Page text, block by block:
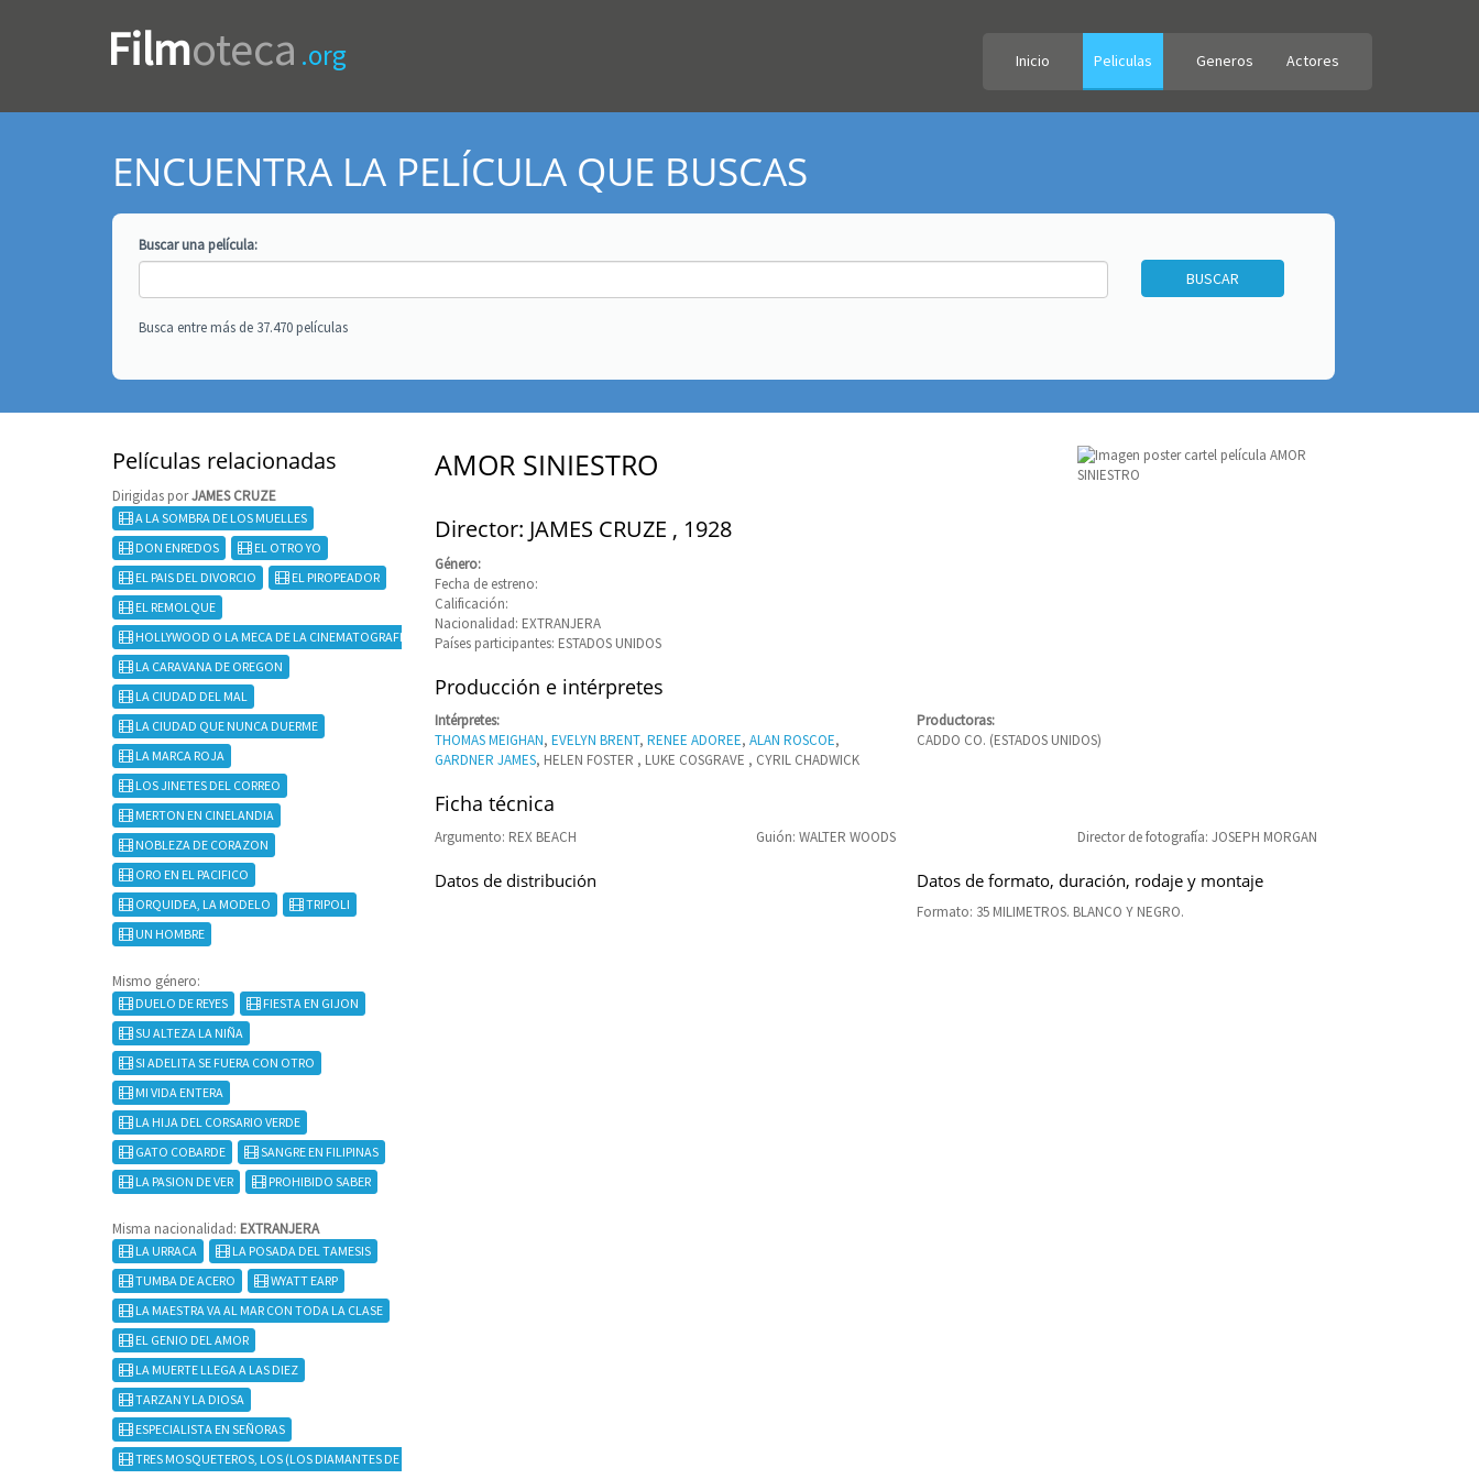
Filmoteca .org Inicio Peliculas Generos Actores
ENCUENTRA LA PELÍCULA QUE BUSCAS
Buscar unapelícula:
Busca entre más de 37.470 películas
Películas relacionadas
Dirigidas porJAMES CRUZE
A LA SOMBRA DE LOS MUELLES
DON ENREDOS
EL OTRO YO
EL PAIS DEL DIVORCIO
EL PIROPEADOR
EL REMOLQUE
HOLLYWOOD O LA MECA DE LA CINEMATOGRAFIA
LA CARAVANA DE OREGON
LA CIUDAD DEL MAL
LA CIUDAD QUE NUNCA DUERME
LA MARCA ROJA
LOS JINETES DEL CORREO
MERTON EN CINELANDIA
NOBLEZA DE CORAZON
ORO EN EL PACIFICO
ORQUIDEA, LA MODELO
TRIPOLI
UN HOMBRE
Mismo género:
DUELO DE REYES
FIESTA EN GIJON
SU ALTEZA LA NIÑA
SI ADELITA SE FUERA CON OTRO
MI VIDA ENTERA
LA HIJA DEL CORSARIO VERDE
GATO COBARDE
SANGRE EN FILIPINAS
LA PASION DE VER
PROHIBIDO SABER
Misma nacionalidad: EXTRANJERA
LA URRACA
LA POSADA DEL TAMESIS
TUMBA DE ACERO
WYATT EARP
LA MAESTRA VA AL MAR CON TODA LA CLASE
EL GENIO DEL AMOR
LA MUERTE LLEGA A LAS DIEZ
TARZAN Y LA DIOSA
ESPECIALISTA EN SEÑORAS
TRES MOSQUETEROS, LOS (LOS DIAMANTES DE LA REINA)
AMOR SINIESTRO
Director: JAMES CRUZE , 1928
Género:
Fecha de estreno:
Calificación:
Nacionalidad: EXTRANJERA
Países participantes: ESTADOS UNIDOS
Producción e intérpretes
Intérpretes:
THOMAS MEIGHAN, EVELYN BRENT, RENEE ADOREE, ALAN ROSCOE,
GARDNER JAMES, HELEN FOSTER , LUKE COSGRAVE , CYRIL CHADWICK
Productoras:
CADDO CO. (ESTADOS UNIDOS)
Ficha técnica
Argumento: REX BEACH Guión: WALTER WOODS Director de fotografía: JOSEPH MORGAN
Datos de distribución Datos de formato, duración, rodaje y montaje
Formato: 35 MILIMETROS. BLANCO Y NEGRO.